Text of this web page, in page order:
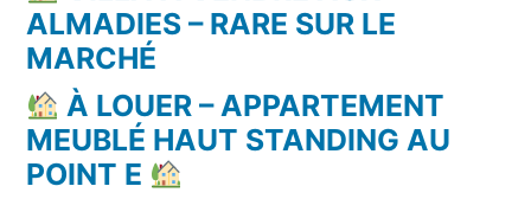
ALMADIES – RARE SUR LE
MARCHÉ
À LOUER – APPARTEMENT
MEUBLÉ HAUT STANDING AU
POINT E